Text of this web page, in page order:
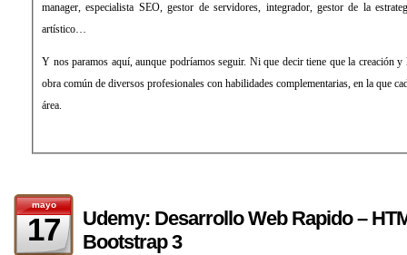
manager, especialista SEO, gestor de servidores, integrador, gestor de la
artístico…
Y nos paramos aquí, aunque podríamos seguir. Ni que decir tiene que la creación
obra común de diversos profesionales con habilidades complementarias, en la que
área.
mayo
17
Udemy: Desarrollo Web Rapido –
Bootstrap 3